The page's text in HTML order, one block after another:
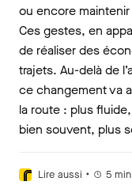
ou encore
Ces gestes, en
de réaliser des
trajets. Au-delà de
ce changement va
la route : plus
bien souvent, plus
Lire aussi • 5 min